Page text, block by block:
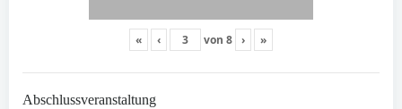
« ‹ von 8 › »
Abschlussveranstaltung